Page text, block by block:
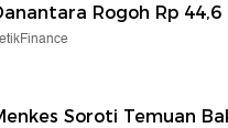
Rogoh Rp 44,6
Soroti Temuan